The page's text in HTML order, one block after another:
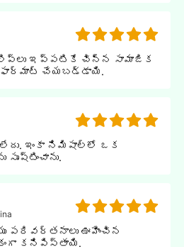
ఇప్పటికే చిన్న సామాజిక
ఫార్మాట్ చేయబడ్డాయి.
లేదు. ఇంకా నిమిషాల్లో ఒక
పరివర్తనాలు ఊహించిన
కనిపిస్తాయి.